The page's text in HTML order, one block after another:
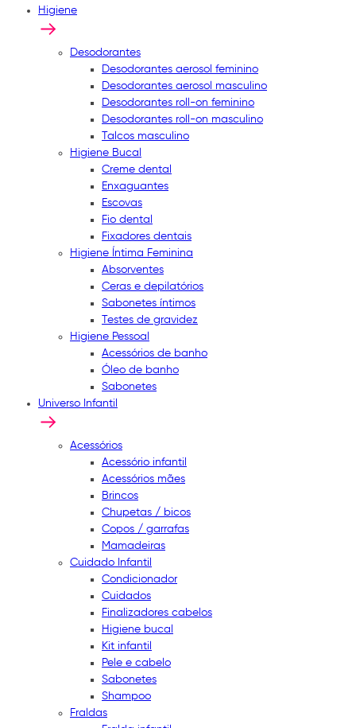
Higiene
Desodorantes
Desodorantes aerosol feminino
Desodorantes aerosol masculino
Desodorantes roll-on feminino
Desodorantes roll-on masculino
Talcos masculino
Higiene Bucal
Creme dental
Enxaguantes
Escovas
Fio dental
Fixadores dentais
Higiene Íntima Feminina
Absorventes
Ceras e depilatórios
Sabonetes íntimos
Testes de gravidez
Higiene Pessoal
Acessórios de banho
Óleo de banho
Sabonetes
Universo Infantil
Acessórios
Acessório infantil
Acessórios mães
Brincos
Chupetas / bicos
Copos / garrafas
Mamadeiras
Cuidado Infantil
Condicionador
Cuidados
Finalizadores cabelos
Higiene bucal
Kit infantil
Pele e cabelo
Sabonetes
Shampoo
Fraldas